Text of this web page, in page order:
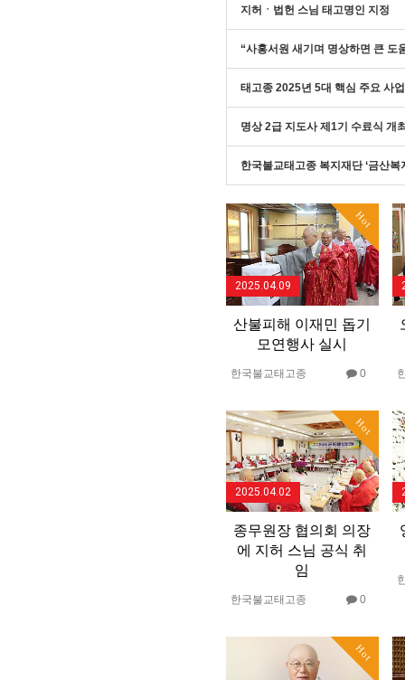
지허ㆍ법헌 스님 태고명인 지정
“사홍서원 새기며 명상하면 큰 도
태고종 2025년 5대 핵심 주요 사
명상 2급 지도사 제1기 수료식 개
한국불교태고종 복지재단 ‘금산복
Hot
2025.04.09
산불피해 이재민 돕기
모연행사 실시
한국불교태고종 0
Hot
2025.04.02
종무원장 협의회 의장
에 지허 스님 공식 취
임
한국불교태고종 0
Hot